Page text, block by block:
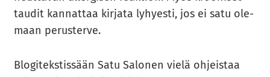
tau­dit kan­nat­taa kir­ja­ta ly­hyes­ti, jos ei satu ole­
maan pe­rus­ter­ve.
Blo­gi­teks­tis­sään Satu Sa­lo­nen vielä oh­jeis­taa